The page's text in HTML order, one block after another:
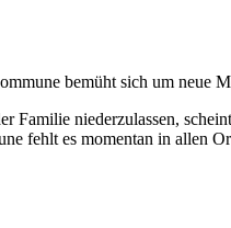
bemüht sich um neue
Familie niederzulassen,
fehlt es momentan in allen